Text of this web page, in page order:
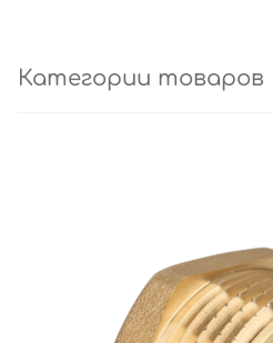
Категории товаров